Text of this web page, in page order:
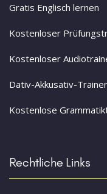
Gratis Englisch lernen
Kostenloser
Kostenloser
Dativ-Akkusativ-Trainer
Kostenlose
Rechtliche Links